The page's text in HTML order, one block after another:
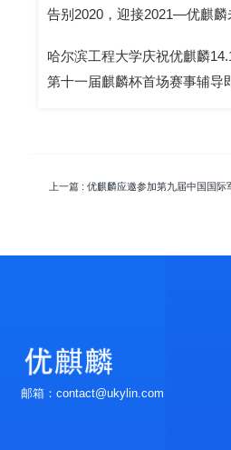
告别2020，迎接2021—优麒麟
哈尔滨工程大学庆祝优麒麟
第十一届麒麟杯首场赛事辅导
上一篇 : 优麒麟应邀参加第九届中国国际
邮箱：contact@ukylin.com